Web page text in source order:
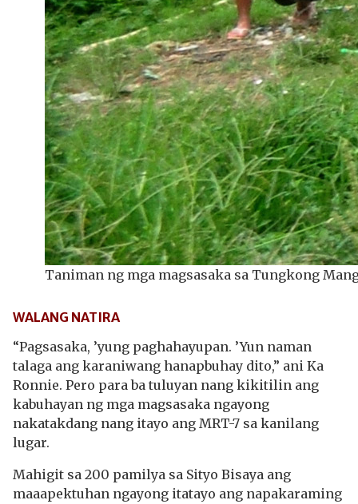
Taniman ng mga magsasaka sa Tungkong
WALANG NATIRA
“Pagsasaka, ’yung paghahayupan. ’Yun naman
talaga ang karaniwang hanapbuhay dito,” ani Ka
Ronnie. Pero para ba tuluyan nang kikitilin ang
kabuhayan ng mga magsasaka ngayong
nakatakdang nang itayo ang MRT-7 sa kanilang
lugar.
Mahigit sa 200 pamilya sa Sityo Bisaya ang
maaapektuhan ngayong itatayo ang napakaraming